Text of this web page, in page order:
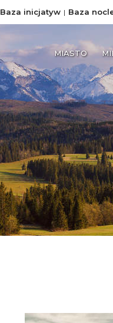
Baza inicjatyw Baza
MIASTO